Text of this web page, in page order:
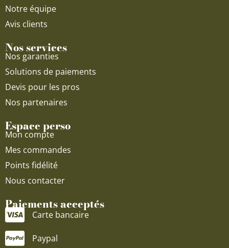
Notre équipe
Avis clients
Nos services
Nos garanties
Solutions de paiements
Devis pour les pros
Nos partenaires
Espace perso
Mon compte
Mes commandes
Points fidélité
Nous contacter
Paiements acceptés
Carte bancaire
Paypal